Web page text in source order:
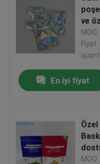
ve
MOQ
Fiyat
En iyi fiyat